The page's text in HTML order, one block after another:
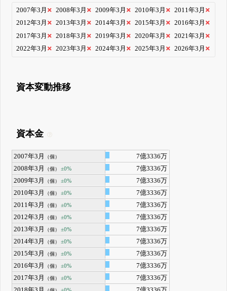
2007年3月 2008年3月 2009年3月 2010年3月
2011年3月
2012年3月
2013年3月 2014年3月 2015年3月
2016年3月
2017年3月
2018年3月 2019年3月 2020年3月
2021年3月
2022年3月
2023年3月 2024年3月 2025年3月 2026年3月
資本変動推移
資本金
2007年3月 （個）
7億3336万
2008年3月
（個） ±0%
7億3336万
2009年3月
（個） ±0%
7億3336万
2010年3月
（個） ±0%
7億3336万
2011年3月
（個） ±0%
7億3336万
2012年3月
（個） ±0%
7億3336万
2013年3月
（個） ±0%
7億3336万
2014年3月
（個） ±0%
7億3336万
2015年3月
（個） ±0%
7億3336万
2016年3月
（個） ±0%
7億3336万
2017年3月
（個） ±0%
7億3336万